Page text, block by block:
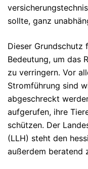
sollte, ganz
Dieser Grundschutz
Bedeutung, um das
zu verringern. Vor
Stromführung sind
abgeschreckt
aufgerufen, ihre
schützen. Der
(LLH) steht den
außerdem beratend